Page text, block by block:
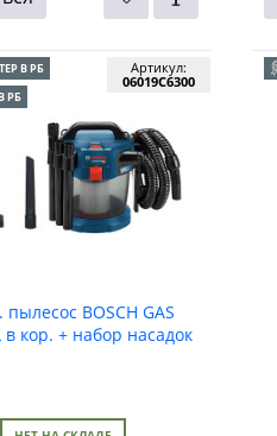
В РБ
РБ
пылесос BOSCH GAS
в кор. + набор насадок
Артикул:
06019C6300